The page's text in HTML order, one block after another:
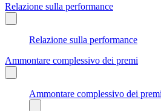
Relazione sulla performance
Relazione sulla performance
Ammontare complessivo dei premi
Ammontare complessivo dei